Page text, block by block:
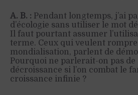
A. B. : Pendant longtemps, j’ai
d’écologie sans utiliser le mot
Il faut pourtant assumer
terme. Ceux qui veulent rompre
mondialisation, parlent de
Pourquoi ne parlerait-on pas de
décroissance si l’on combat le
croissance infinie ?